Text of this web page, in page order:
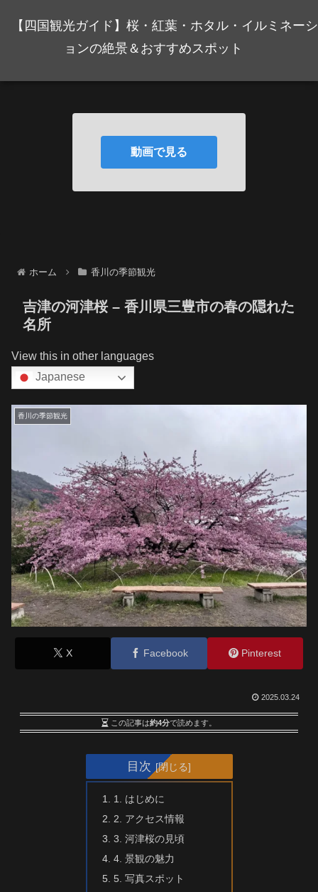
【四国観光ガイド】桜・紅葉・ホタル・イルミネーシ
ョンの絶景＆おすすめスポット
動画で見る
ホーム 香川の季節観光
吉津の河津桜 – 香川県三豊市の春の隠れた
名所
View this in other languages
Japanese
香川の季節観光
X Facebook Pinterest
2025.03.24
この記事は約4分で読めます。
目次
1. はじめに
2. アクセス情報
3. 河津桜の見頃
4. 景観の魅力
5. 写真スポット